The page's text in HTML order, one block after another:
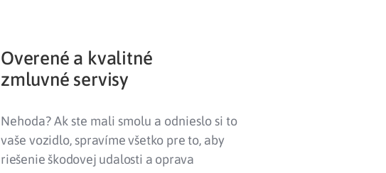
Overené a kvalitné
zmluvné servisy
Nehoda? Ak ste mali smolu a odnieslo si to
vaše vozidlo, spravíme všetko pre to, aby
riešenie škodovej udalosti a oprava